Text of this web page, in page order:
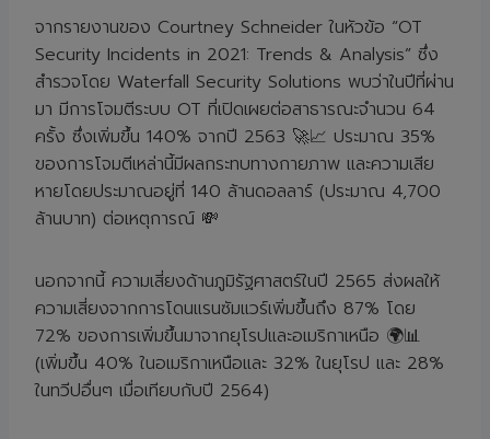
จากรายงานของ Courtney Schneider ในหัวข้อ “OT
Security Incidents in 2021: Trends & Analysis” ซึ่ง
สำรวจโดย Waterfall Security Solutions พบว่าในปีที่ผ่าน
มา มีการโจมตีระบบ OT ที่เปิดเผยต่อสาธารณะจำนวน 64
ครั้ง ซึ่งเพิ่มขึ้น 140% จากปี 2563 🚀📈 ประมาณ 35%
ของการโจมตีเหล่านี้มีผลกระทบทางกายภาพ และความเสีย
หายโดยประมาณอยู่ที่ 140 ล้านดอลลาร์ (ประมาณ 4,700
ล้านบาท) ต่อเหตุการณ์ 💸
นอกจากนี้ ความเสี่ยงด้านภูมิรัฐศาสตร์ในปี 2565 ส่งผลให้
ความเสี่ยงจากการโดนแรนซัมแวร์เพิ่มขึ้นถึง 87% โดย
72% ของการเพิ่มขึ้นมาจากยุโรปและอเมริกาเหนือ 🌍📊
(เพิ่มขึ้น 40% ในอเมริกาเหนือและ 32% ในยุโรป และ 28%
ในทวีปอื่นๆ เมื่อเทียบกับปี 2564)